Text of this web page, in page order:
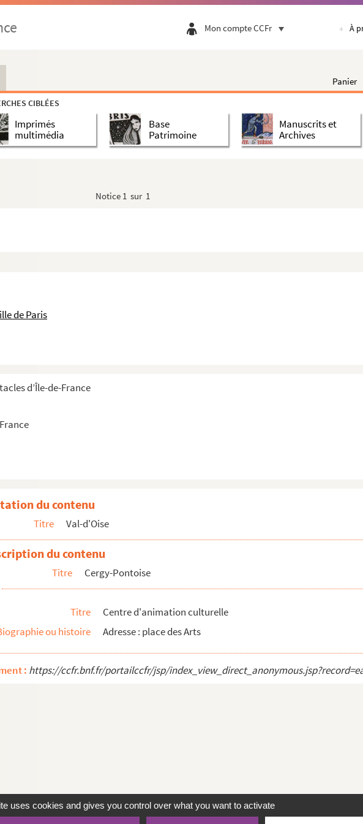
Mon compte CCFr À
Panier
CIBLÉES
Imprimés
multimédia
Base
Patrimoine
Manuscrits et
Archives
Notice 1 sur 1
de Paris
d’Île-de-France
du contenu
Titre Val-d'Oise
du contenu
Titre Cergy-Pontoise
Titre
Centre d'animation culturelle
ou histoire
Adresse : place des Arts
: https://ccfr.bnf.fr/portailccfr/jsp/
uses cookies and gives you control over what you want to activate